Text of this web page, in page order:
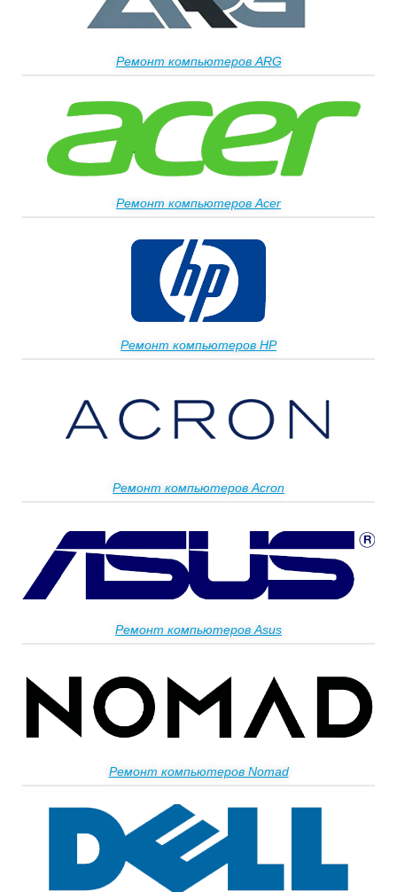
Ремонт компьютеров ARG
Ремонт компьютеров Acer
Ремонт компьютеров HP
Ремонт компьютеров Acron
Ремонт компьютеров Asus
Ремонт компьютеров Nomad